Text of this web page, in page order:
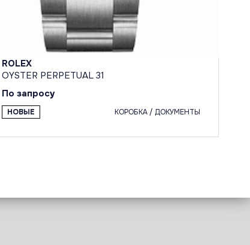
ROLEX
OYSTER PERPETUAL 31
По запросу
НОВЫЕ КОРОБКА / ДОКУМЕНТЫ